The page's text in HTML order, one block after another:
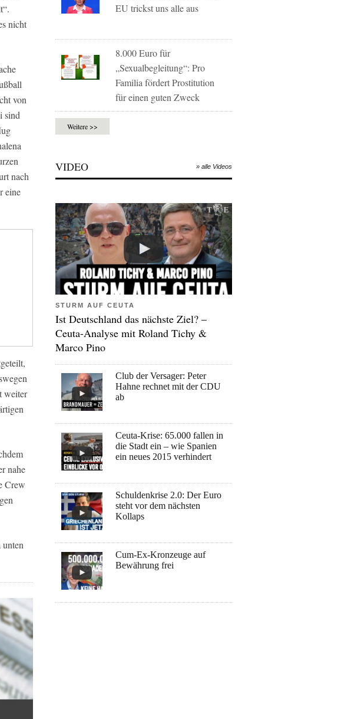
nicht
von
sind
nach
eine
weiter
nahe
Crew
unten
EU trickst uns alle aus
8.000 Euro für
„Sexualbegleitung“: Pro
Familia fördert Prostitution
für einen guten Zweck
Weitere >>
VIDEO » alle Videos
STURM AUF CEUTA
Ist Deutschland das nächste Ziel? –
Ceuta-Analyse mit Roland Tichy &
Marco Pino
Club der Versager: Peter
Hahne rechnet mit der CDU
ab
Ceuta-Krise: 65.000 fallen in
die Stadt ein – wie Spanien
ein neues 2015 verhindert
Schuldenkrise 2.0: Der Euro
steht vor dem nächsten
Kollaps
Cum-Ex-Kronzeuge auf
Bewährung frei